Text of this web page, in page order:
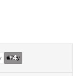
+4